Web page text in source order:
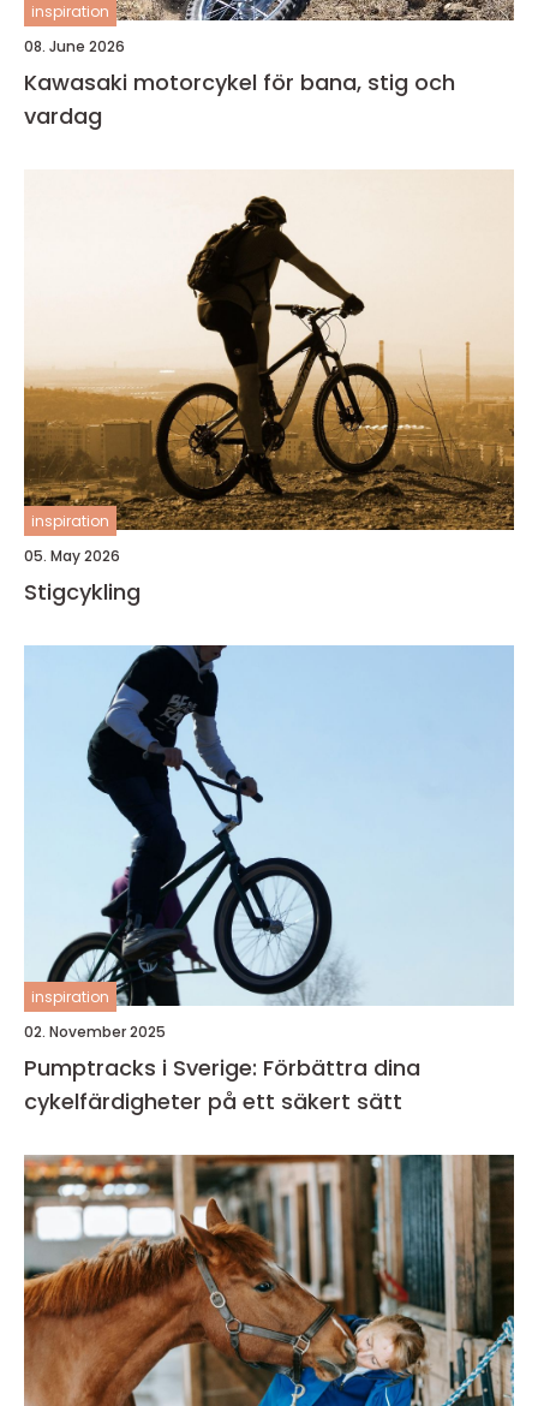
inspiration
08. June 2026
Kawasaki motorcykel för bana, stig och
vardag
inspiration
05. May 2026
Stigcykling
inspiration
02. November 2025
Pumptracks i Sverige: Förbättra dina
cykelfärdigheter på ett säkert sätt